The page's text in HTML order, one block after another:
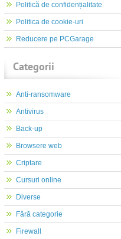
Politică de confidențialitate
Politica de cookie-uri
Reducere pe PCGarage
Categorii
Anti-ransomware
Antivirus
Back-up
Browsere web
Criptare
Cursuri online
Diverse
Fără categorie
Firewall